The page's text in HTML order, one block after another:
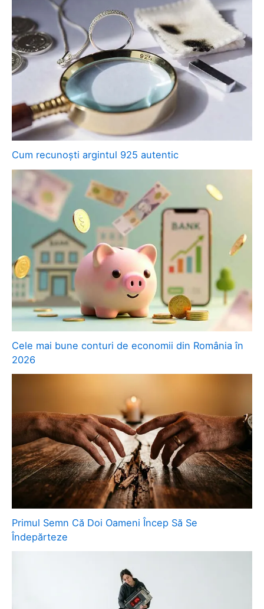
Cum recunoști argintul 925 autentic
Cele mai bune conturi de economii din România în
2026
Primul Semn Că Doi Oameni Încep Să Se
Îndepărteze